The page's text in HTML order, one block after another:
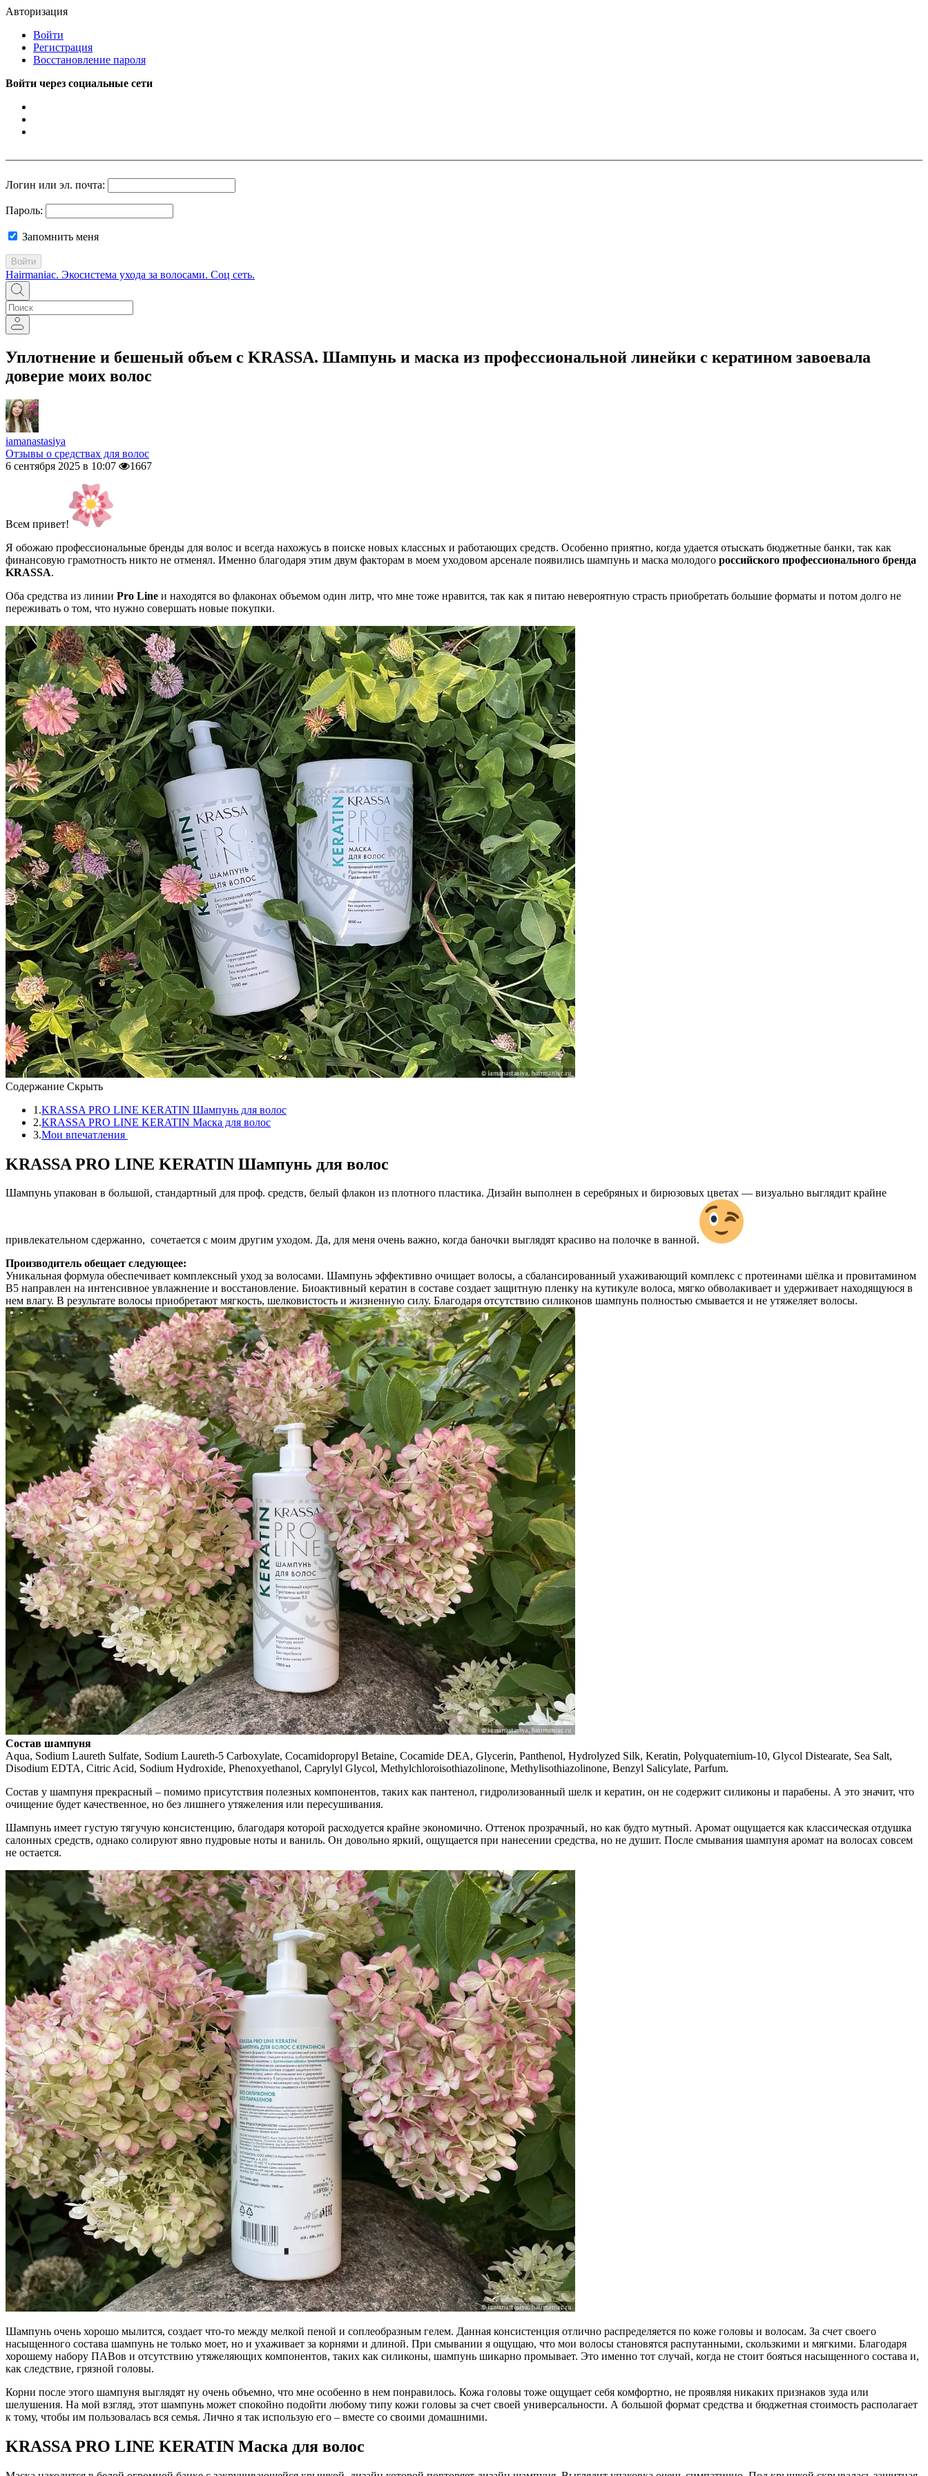
Авторизация
Войти
Регистрация
Восстановление пароля
Войти через социальные сети
Логин или эл. почта:
Пароль:
Запомнить меня
Войти
Hairmaniac. Экосистема ухода за волосами. Соц сеть.
Уплотнение и бешеный объем с KRASSA. Шампунь и маска из профессиональной линейки с кератином завоевала
доверие моих волос
iamanastasiya
Отзывы о средствах для волос
6 сентября 2025 в 10:07
1667
Всем привет!
Я обожаю профессиональные бренды для волос и всегда нахожусь в поиске новых классных и работающих средств. Особенно приятно, когда удается отыскать бюджетные банки, так как
финансовую грамотность никто не отменял. Именно благодаря этим двум факторам в моем уходовом арсенале появились шампунь и маска молодого российского профессионального бренда
KRASSA.
Оба средства из линии Pro Line и находятся во флаконах объемом один литр, что мне тоже нравится, так как я питаю невероятную страсть приобретать большие форматы и потом долго не
переживать о том, что нужно совершать новые покупки.
Содержание Скрыть
1.KRASSA PRO LINE KERATIN Шампунь для волос
2.KRASSA PRO LINE KERATIN Маска для волос
3.Мои впечатления
KRASSA PRO LINE KERATIN Шампунь для волос
Шампунь упакован в большой, стандартный для проф. средств, белый флакон из плотного пластика. Дизайн выполнен в серебряных и бирюзовых цветах — визуально выглядит крайне
привлекательном сдержанно, сочетается с моим другим уходом. Да, для меня очень важно, когда баночки выглядят красиво на полочке в ванной.
Производитель обещает следующее:
Уникальная формула обеспечивает комплексный уход за волосами. Шампунь эффективно очищает волосы, а сбалансированный ухаживающий комплекс с протеинами шёлка и провитамином
B5 направлен на интенсивное увлажнение и восстановление. Биоактивный кератин в составе создает защитную пленку на кутикуле волоса, мягко обволакивает и удерживает находящуюся в
нем влагу. В результате волосы приобретают мягкость, шелковистость и жизненную силу. Благодаря отсутствию силиконов шампунь полностью смывается и не утяжеляет волосы.
Состав шампуня
Aqua, Sodium Laureth Sulfate, Sodium Laureth-5 Carboxylate, Cocamidopropyl Betaine, Cocamide DEA, Glycerin, Panthenol, Hydrolyzed Silk, Keratin, Polyquaternium-10, Glycol Distearate, Sea Salt,
Disodium EDTA, Citric Acid, Sodium Hydroxide, Phenoxyethanol, Caprylyl Glycol, Methylchloroisothiazolinone, Methylisothiazolinone, Benzyl Salicylate, Parfum.
Состав у шампуня прекрасный – помимо присутствия полезных компонентов, таких как пантенол, гидролизованный шелк и кератин, он не содержит силиконы и парабены. А это значит, что
очищение будет качественное, но без лишнего утяжеления или пересушивания.
Шампунь имеет густую тягучую консистенцию, благодаря которой расходуется крайне экономично. Оттенок прозрачный, но как будто мутный. Аромат ощущается как классическая отдушка
салонных средств, однако солируют явно пудровые ноты и ваниль. Он довольно яркий, ощущается при нанесении средства, но не душит. После смывания шампуня аромат на волосах совсем
не остается.
Шампунь очень хорошо мылится, создает что-то между мелкой пеной и соплеобразным гелем. Данная консистенция отлично распределяется по коже головы и волосам. За счет своего
насыщенного состава шампунь не только моет, но и ухаживает за корнями и длиной. При смывании я ощущаю, что мои волосы становятся распутанными, скользкими и мягкими. Благодаря
хорошему набору ПАВов и отсутствию утяжеляющих компонентов, таких как силиконы, шампунь шикарно промывает. Это именно тот случай, когда не стоит бояться насыщенного состава и,
как следствие, грязной головы.
Корни после этого шампуня выглядят ну очень объемно, что мне особенно в нем понравилось. Кожа головы тоже ощущает себя комфортно, не проявляя никаких признаков зуда или
шелушения. На мой взгляд, этот шампунь может спокойно подойти любому типу кожи головы за счет своей универсальности. А большой формат средства и бюджетная стоимость располагает
к тому, чтобы им пользовалась вся семья. Лично я так использую его – вместе со своими домашними.
KRASSA PRO LINE KERATIN Маска для волос